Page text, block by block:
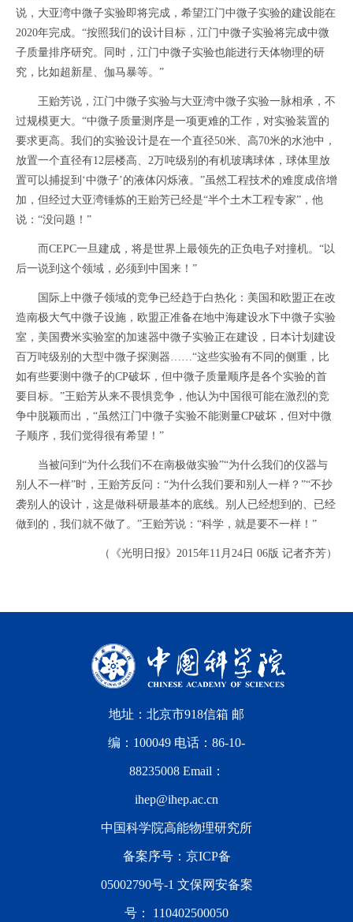
说，大亚湾中微子实验即将完成，希望江门中微子实验的建设能在
2020年完成。“按照我们的设计目标，江门中微子实验将完成中微
子质量排序研究。同时，江门中微子实验也能进行天体物理的研
究，比如超新星、伽马暴等。”
王贻芳说，江门中微子实验与大亚湾中微子实验一脉相承，不
过规模更大。“中微子质量测序是一项更难的工作，对实验装置的
要求更高。我们的实验设计是在一个直径50米、高70米的水池中，
放置一个直径有12层楼高、2万吨级别的有机玻璃球体，球体里放
置可以捕捉到‘中微子’的液体闪烁液。”虽然工程技术的难度成倍增
加，但经过大亚湾锤炼的王贻芳已经是“半个土木工程专家”，他
说：“没问题！”
而CEPC一旦建成，将是世界上最领先的正负电子对撞机。“以
后一说到这个领域，必须到中国来！”
国际上中微子领域的竞争已经趋于白热化：美国和欧盟正在改
造南极大气中微子设施，欧盟正准备在地中海建设水下中微子实验
室，美国费米实验室的加速器中微子实验正在建设，日本计划建设
百万吨级别的大型中微子探测器……“这些实验有不同的侧重，比
如有些要测中微子的CP破坏，但中微子质量顺序是各个实验的首
要目标。”王贻芳从来不畏惧竞争，他认为中国很可能在激烈的竞
争中脱颖而出，“虽然江门中微子实验不能测量CP破坏，但对中微
子顺序，我们觉得很有希望！”
当被问到“为什么我们不在南极做实验”“为什么我们的仪器与
别人不一样”时，王贻芳反问：“为什么我们要和别人一样？”“不抄
袭别人的设计，这是做科研最基本的底线。别人已经想到的、已经
做到的，我们就不做了。”王贻芳说：“科学，就是要不一样！”
（《光明日报》2015年11月24日 06版 记者齐芳）
地址：北京市918信箱 邮
编：100049 电话：86-10-
88235008 Email：
ihep@ihep.ac.cn
中国科学院高能物理研究所
备案序号： 京ICP备
05002790号-1 文保网安备案
号： 110402500050